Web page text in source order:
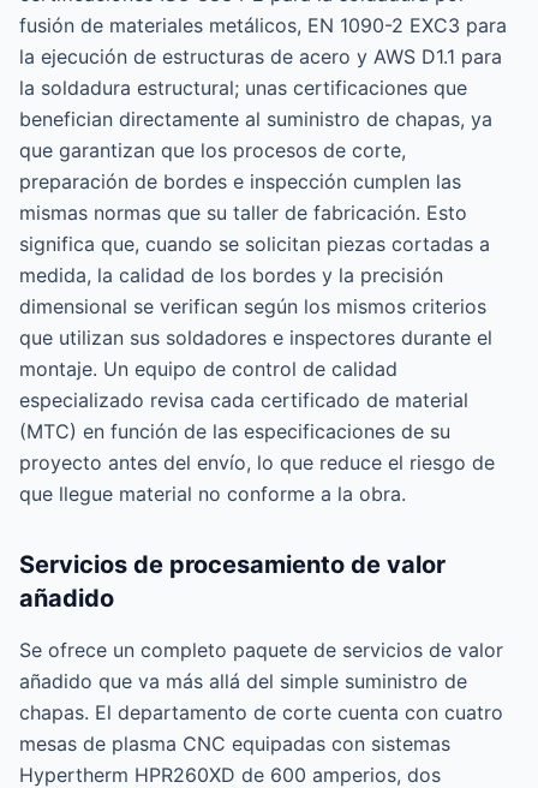
fusión de materiales metálicos, EN 1090-2 EXC3 para
la ejecución de estructuras de acero y AWS D1.1 para
la soldadura estructural; unas certificaciones que
benefician directamente al suministro de chapas, ya
que garantizan que los procesos de corte,
preparación de bordes e inspección cumplen las
mismas normas que su taller de fabricación. Esto
significa que, cuando se solicitan piezas cortadas a
medida, la calidad de los bordes y la precisión
dimensional se verifican según los mismos criterios
que utilizan sus soldadores e inspectores durante el
montaje. Un equipo de control de calidad
especializado revisa cada certificado de material
(MTC) en función de las especificaciones de su
proyecto antes del envío, lo que reduce el riesgo de
que llegue material no conforme a la obra.
Servicios de procesamiento de valor
añadido
Se ofrece un completo paquete de servicios de valor
añadido que va más allá del simple suministro de
chapas. El departamento de corte cuenta con cuatro
mesas de plasma CNC equipadas con sistemas
Hypertherm HPR260XD de 600 amperios, dos